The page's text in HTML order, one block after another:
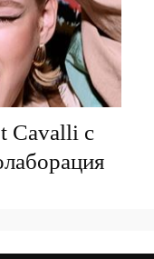
Cavalli с